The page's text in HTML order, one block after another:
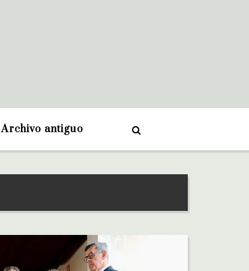
Archivo antiguo